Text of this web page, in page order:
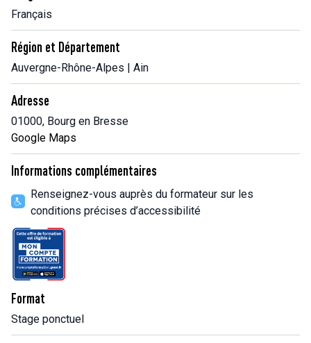
Français
Région et Département
Auvergne-Rhône-Alpes | Ain
Adresse
01000, Bourg en Bresse
Google Maps
Informations complémentaires
Renseignez-vous auprès du formateur sur les
conditions précises d’accessibilité
Format
Stage ponctuel